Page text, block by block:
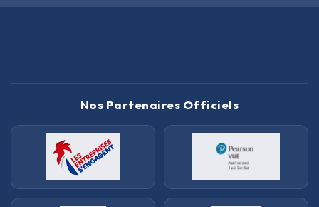
Nos Partenaires Officiels